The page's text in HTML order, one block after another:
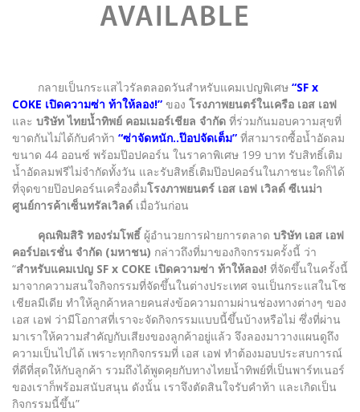
กลายเป็นกระแสไวรัลตลอดวันสำหรับแคมเปญพิเศษ “SF x
COKE เปิดความซ่า ท้าให้ลอง!” ของ โรงภาพยนตร์ในเครือ เอส เอฟ
และ บริษัท ไทยน้ำทิพย์ คอมเมอร์เชียล จำกัด ที่ร่วมกันมอบความสุขที่
ขาดกันไม่ได้กับคำท้า “ซ่าจัดหนัก..ป๊อปจัดเต็ม” ที่สามารถซื้อน้ำอัดลม
ขนาด 44 ออนซ์ พร้อมป๊อปคอร์น ในราคาพิเศษ 199 บาท รับสิทธิ์เติม
น้ำอัดลมฟรีไม่จำกัดทั้งวัน และรับสิทธิ์เติมป๊อปคอร์นในภาชนะใดก็ได้
ที่จุดขายป๊อปคอร์นเครื่องดื่มโรงภาพยนตร์ เอส เอฟ เวิลด์ ซีเนม่า
ศูนย์การค้าเซ็นทรัลเวิลด์ เมื่อวันก่อน
คุณพิมสิริ ทองร่มโพธิ์ ผู้อำนวยการฝ่ายการตลาด บริษัท เอส เอฟ
คอร์ปอเรชั่น จำกัด (มหาชน) กล่าวถึงที่มาของกิจกรรมครั้งนี้ ว่า
“สำหรับแคมเปญ SF x COKE เปิดความซ่า ท้าให้ลอง! ที่จัดขึ้นในครั้งนี้
มาจากความสนใจกิจกรรมที่จัดขึ้นในต่างประเทศ จนเป็นกระแสในโซ
เชียลมีเดีย ทำให้ลูกค้าหลายคนส่งข้อความถามผ่านช่องทางต่างๆ ของ
เอส เอฟ ว่ามีโอกาสที่เราจะจัดกิจกรรมแบบนี้ขึ้นบ้างหรือไม่ ซึ่งที่ผ่าน
มาเราให้ความสำคัญกับเสียงของลูกค้าอยู่แล้ว จึงลองมาวางแผนดูถึง
ความเป็นไปได้ เพราะทุกกิจกรรมที่ เอส เอฟ ทำต้องมอบประสบการณ์
ที่ดีที่สุดให้กับลูกค้า รวมถึงได้พูดคุยกับทางไทยน้ำทิพย์ที่เป็นพาร์ทเนอร์
ของเราก็พร้อมสนับสนุน ดังนั้น เราจึงตัดสินใจรับคำท้า และเกิดเป็น
กิจกรรมนี้ขึ้น”